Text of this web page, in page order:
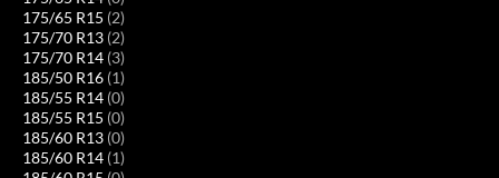
175/65 R15 (2)
175/70 R13 (2)
175/70 R14 (3)
185/50 R16 (1)
185/55 R14 (0)
185/55 R15 (0)
185/60 R13 (0)
185/60 R14 (1)